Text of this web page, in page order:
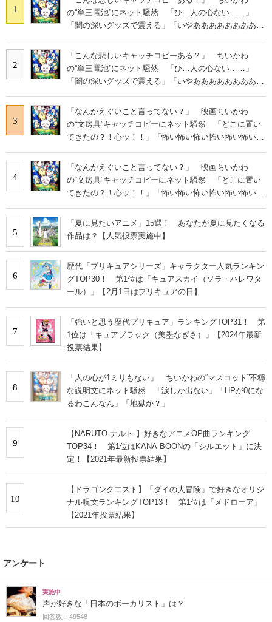
1
の“単三電池”にネット騒然 「ひ…人の心ない……」
「闇の深いグッズで震える」「いやあああああああああ
2
「こんな悲しいキャッチコピーある？」 ちいかわ
の“単三電池”にネット騒然 「ひ…人の心ない……」
「闇の深いグッズで震える」「いやあああああああああ
3
「なんかえぐいこと言ってない？」 映画ちいかわ
の“文房具”キャッチコピーにネット騒然 「どこに置い
てきたの？！心ッ！！」「怖い怖い怖い怖い怖い怖い怖
4
「なんかえぐいこと言ってない？」 映画ちいかわ
の“文房具”キャッチコピーにネット騒然 「どこに置い
てきたの？！心ッ！！」「怖い怖い怖い怖い怖い怖い怖
5
「夏に見たいアニメ」15選！ あなたが夏に見たくなる
作品は？【人気投票実施中】
6
歴代「プリキュアシリーズ」キャラクター人気ランキン
グTOP30！ 第1位は「キュアスカイ（ソラ・ハレワタ
ール）」【2月1日はプリキュアの日】
7
「強いと思う歴代プリキュア」ランキングTOP31！ 第
1位は「キュアブラック（美墨なぎさ）」【2024年最新
投票結果】
8
「人の心が1ミリもない」 ちいかわの“マスコット”不穏
な説明文にネット騒然 「涙しか出ない」「HPが0にな
るわこんなん」「地獄か？」
9
【NARUTO-ナルト-】好きなアニメOP曲ランキング
TOP34！ 第1位はKANA-BOONの「シルエット」に決
定！【2021年最新投票結果】
10
【ドラゴンクエスト】「ダイの大冒険」で好きなオリジ
ナル呪文ランキングTOP13！ 第1位は「メドローア」
【2021年投票結果】
アンケート
実施中
声が好きな「日本のボーカリスト」は？
回答数：49548